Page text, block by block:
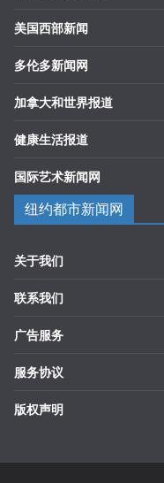
美国西部新闻
多伦多新闻网
加拿大和世界报道
健康生活报道
国际艺术新闻网
纽约都市新闻网
关于我们
联系我们
广告服务
服务协议
版权声明